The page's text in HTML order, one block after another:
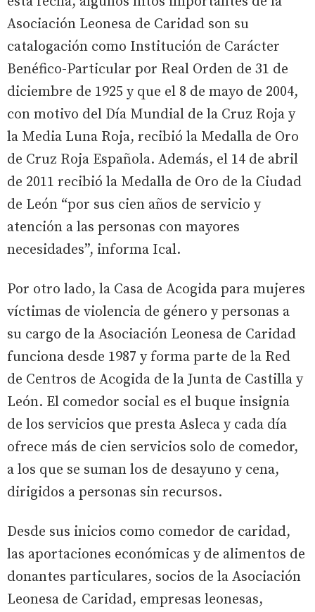
Asociación Leonesa de Caridad son su
catalogación como Institución de Carácter
Benéfico-Particular por Real Orden de 31 de
diciembre de 1925 y que el 8 de mayo de 2004,
con motivo del Día Mundial de la Cruz Roja y
la Media Luna Roja, recibió la Medalla de Oro
de Cruz Roja Española. Además, el 14 de abril
de 2011 recibió la Medalla de Oro de la Ciudad
de León “por sus cien años de servicio y
atención a las personas con mayores
necesidades”, informa Ical.
Por otro lado, la Casa de Acogida para mujeres
víctimas de violencia de género y personas a
su cargo de la Asociación Leonesa de Caridad
funciona desde 1987 y forma parte de la Red
de Centros de Acogida de la Junta de Castilla y
León. El comedor social es el buque insignia
de los servicios que presta Asleca y cada día
ofrece más de cien servicios solo de comedor,
a los que se suman los de desayuno y cena,
dirigidos a personas sin recursos.
Desde sus inicios como comedor de caridad,
las aportaciones económicas y de alimentos de
donantes particulares, socios de la Asociación
Leonesa de Caridad, empresas leonesas,